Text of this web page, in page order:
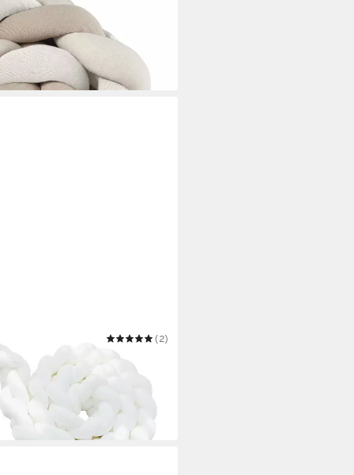
Babybett
Geflochtenes
Deko Kuschelkissen
(2)